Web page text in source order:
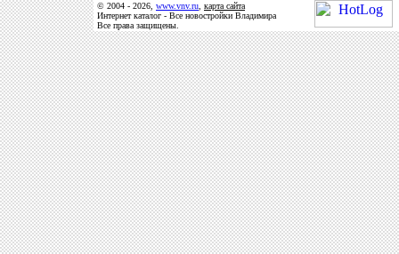
© 2004 - 2026, www.vnv.ru карта сайта
Интернет каталог - Все новостройки Владимира
Все права защищены.